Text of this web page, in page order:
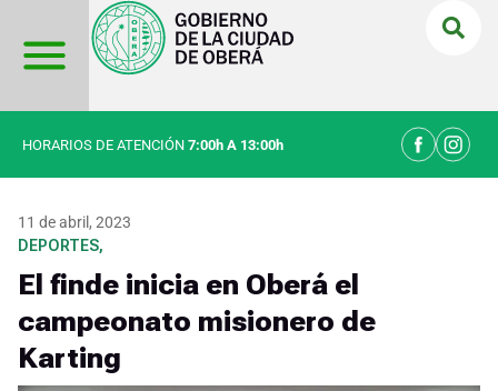
contenido
HORARIOS DE ATENCIÓN 7:00h A 13:00h
11 de abril, 2023
DEPORTES,
El finde inicia en Oberá el
campeonato misionero de
Karting